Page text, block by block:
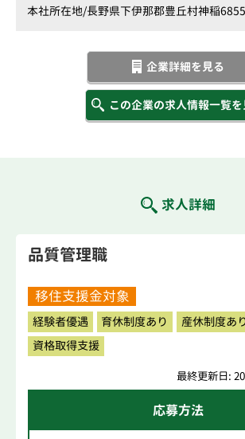
本社所在地/長野県下伊那郡豊丘村神稲6855
企業詳細を見る
この企業の求人情報一覧を
求人詳細
品質管理職
移住支援金対象
経験者優遇 育休制度あり
産休制度あ
資格取得支援
最終更新日:
応募方法